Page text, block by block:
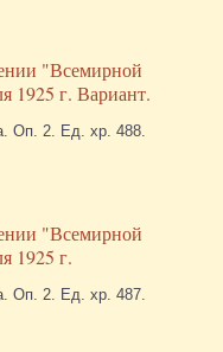
"Всемирной
1925 г. Вариант.
Оп. 2. Ед. хр. 488.
"Всемирной
1925 г.
Оп. 2. Ед. хр. 487.